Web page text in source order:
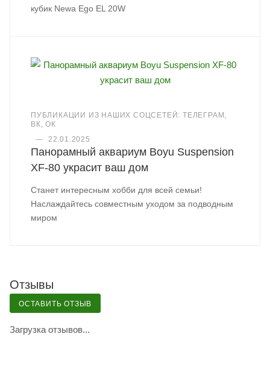
кубик Newa Ego EL 20W
ПУБЛИКАЦИИ ИЗ НАШИХ СОЦСЕТЕЙ: ТЕЛЕГРАМ,
ВК, ОК
—
22.01.2025
Панорамный аквариум Boyu Suspension
XF-80 украсит ваш дом
Станет интересным хобби для всей семьи!
Наслаждайтесь совместным уходом за подводным
миром
Отзывы
ОСТАВИТЬ ОТЗЫВ
Загрузка отзывов...